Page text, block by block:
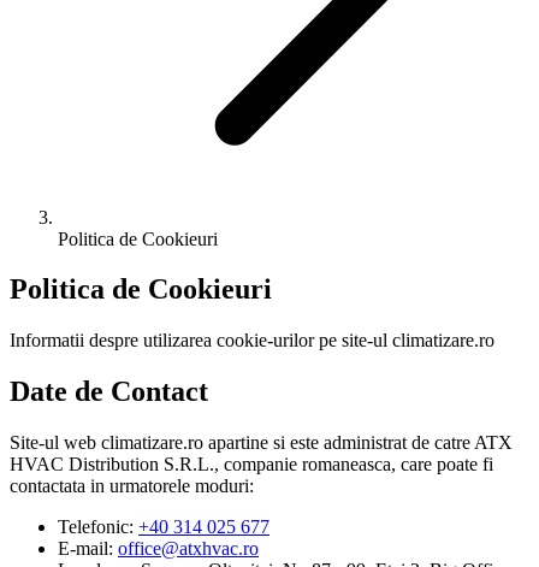
Politica de Cookieuri
Politica de Cookieuri
Informatii despre utilizarea cookie-urilor pe site-ul climatizare.ro
Date de Contact
Site-ul web climatizare.ro apartine si este administrat de catre ATX
HVAC Distribution S.R.L., companie romaneasca, care poate fi
contactata in urmatorele moduri:
Telefonic: +40 314 025 677
E-mail: office@atxhvac.ro